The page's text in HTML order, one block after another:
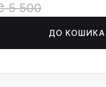
5 500
ДО КОШИКА